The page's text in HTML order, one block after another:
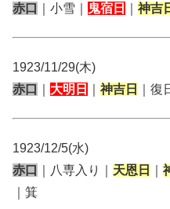
赤口
｜小雪｜ 鬼宿日 神吉
1923/11/29(木)
赤口
大明日 神吉日 ｜
1923/12/5(水)
赤口
｜八専入り｜ 天恩日
｜箕